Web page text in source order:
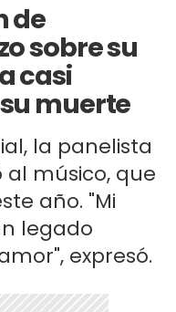
de
sobre su
casi
muerte
la panelista
al músico, que
año. "Mi
legado
expresó.